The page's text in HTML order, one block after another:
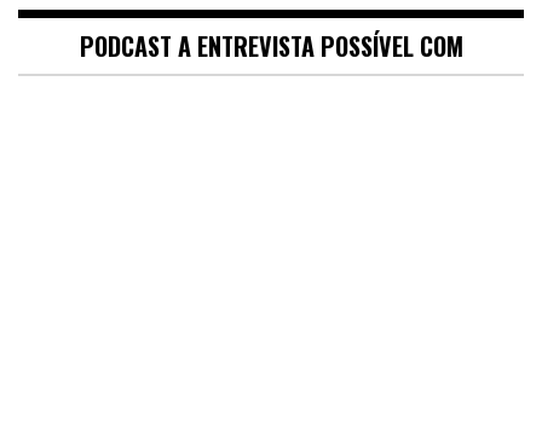
PODCAST A ENTREVISTA POSSÍVEL COM